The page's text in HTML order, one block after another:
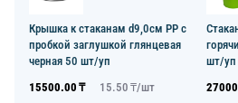
Крышка к стаканам d9,0см PP с
пробкой заглушкой глянцевая
черная 50 шт/уп
15500.00 ₸ 15.50 ₸/шт
шт/уп